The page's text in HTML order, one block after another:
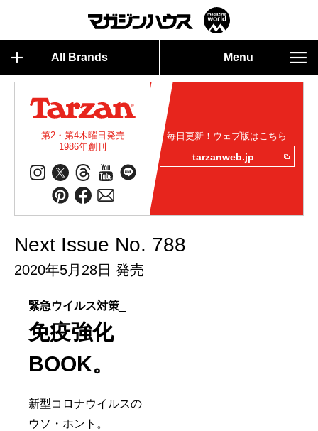
All Brands Menu
第2・第4木曜日発売
1986年創刊
毎日更新！ウェブ版はこちら
tarzanweb.jp
Next Issue No. 788
2020年5月28日 発売
緊急ウイルス対策
免疫強化
BOOK。
新型コロナウイルスの
ウソ・ホント。